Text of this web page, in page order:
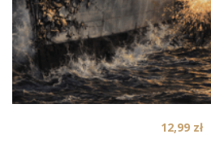
12,99 zł